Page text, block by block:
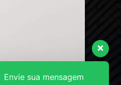
Envie sua mensagem